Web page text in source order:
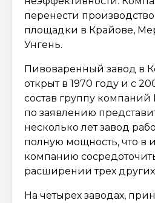
перенести
площадки в Крайове,
Унгень.
Пивоваренный завод в
открыт в 1970 году и с
состав группу
по заявлению
несколько лет завод
полную мощность, что в
компанию
расширении трех
На четырех заводах,